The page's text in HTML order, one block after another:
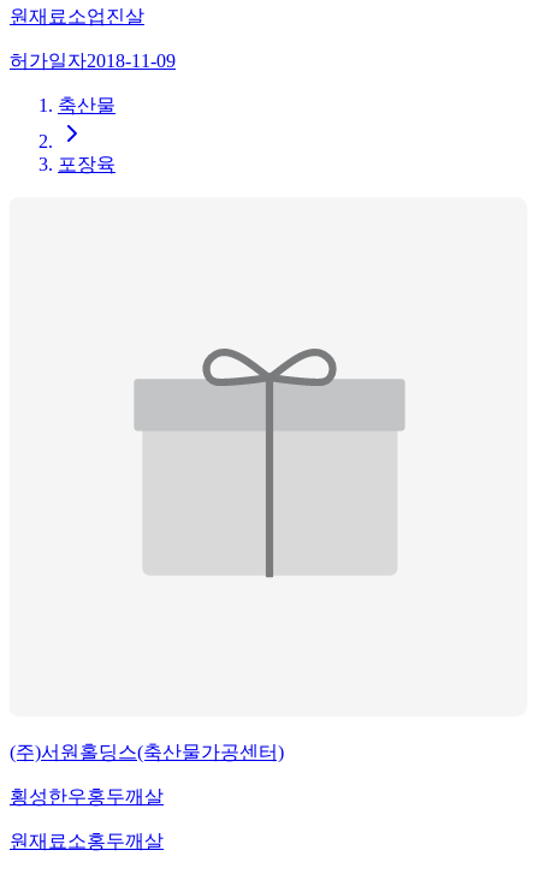
원재료소업진살
허가일자2018-11-09
축산물
포장육
(주)서원홀딩스(축산물가공센터)
횡성한우홍두깨살
원재료소홍두깨살